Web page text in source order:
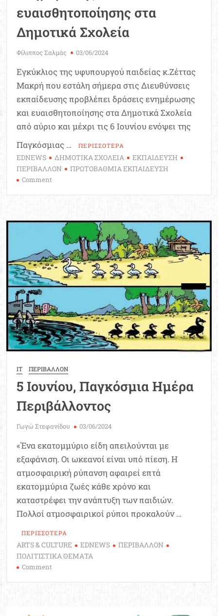
ευαισθητοποίησης στα
Δημοτικά Σχολεία
Φίλιππος Σαλμάς 03/06/2024
Εγκύκλιος της υφυπουργού παιδείας κ.Ζέττας
Μακρή που εστάλη σήμερα στις Διευθύνσεις
εκπαίδευσης προβλέπει δράσεις ενημέρωσης
και ευαισθητοποίησης στα Δημοτικά Σχολεία
από αύριο και μέχρι τις 6 Ιουνίου ενόψει της
Παγκόσμιας …
ΠΕΡΙΣΣΟΤΕΡΑ
EDNEWS ΔΗΜΟΤΙΚΑ ΣΧΟΛΕΙΑ
ΕΚΠΑΙΔΕΥΣΗ
ΠΕΡΙΒΑΛΛΟΝ
ΠΡΩΤΟΒΑΘΜΙΑ ΕΚΠΑΙΔΕΥΣΗ
Comment
Δράσεις
ενημέρωσης
ευαισθητοποίησης
στα
Δημοτικά
Σχολεία
IT ΠΕΡΙΒΑΛΛΟΝ
5 Ιουνίου, Παγκόσμια Ημέρα
Περιβάλλοντος
Γωγώ Στεφανίδου 03/06/2024
«Ένα εκατομμύριο είδη απειλούνται με
εξαφάνιση. Οι ωκεανοί είναι υπό πίεση. Η
ατμοσφαιρική ρύπανση αφαιρεί επτά
εκατομμύρια ζωές κάθε χρόνο και
καταστρέφει την ανάπτυξη των παιδιών.
Πολλοί ατμοσφαιρικοί ρύποι προκαλούν …
ΠΕΡΙΣΣΟΤΕΡΑ
ARTS & CULTURE EDNEWS
ΠΕΡΙΒΑΛΛΟΝ
ΠΟΛΙΤΙΣΤΙΚΑ ΘΕΜΑΤΑ
Comment